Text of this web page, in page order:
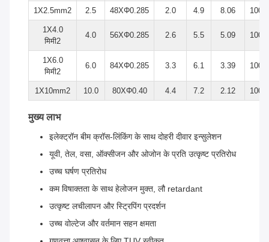
1X2.5mm2 2.5 48XΦ0.285 2.0 4.9 8.06
1X4.0
मिमी2
4.0 56XΦ0.285 2.6 5.5 5.09
1X6.0
मिमी2
6.0 84XΦ0.285 3.3 6.1 3.39
1X10mm2 10.0 80XΦ0.40 4.4 7.2 2.12
मुख्य लाभ
इलेक्ट्रॉन बीम क्रॉस-लिंकिंग के साथ दोहरी दीवार इन्सुलेशन
यूवी, तेल, वसा, ऑक्सीजन और ओजोन के प्रति उत्कृष्ट प्रतिरोध
उच्च घर्षण प्रतिरोध
कम विषाक्तता के साथ हेलोजन मुक्त, लौ retardant
उत्कृष्ट लचीलापन और स्ट्रिपिंग प्रदर्शन
उच्च वोल्टेज और वर्तमान सहन क्षमता